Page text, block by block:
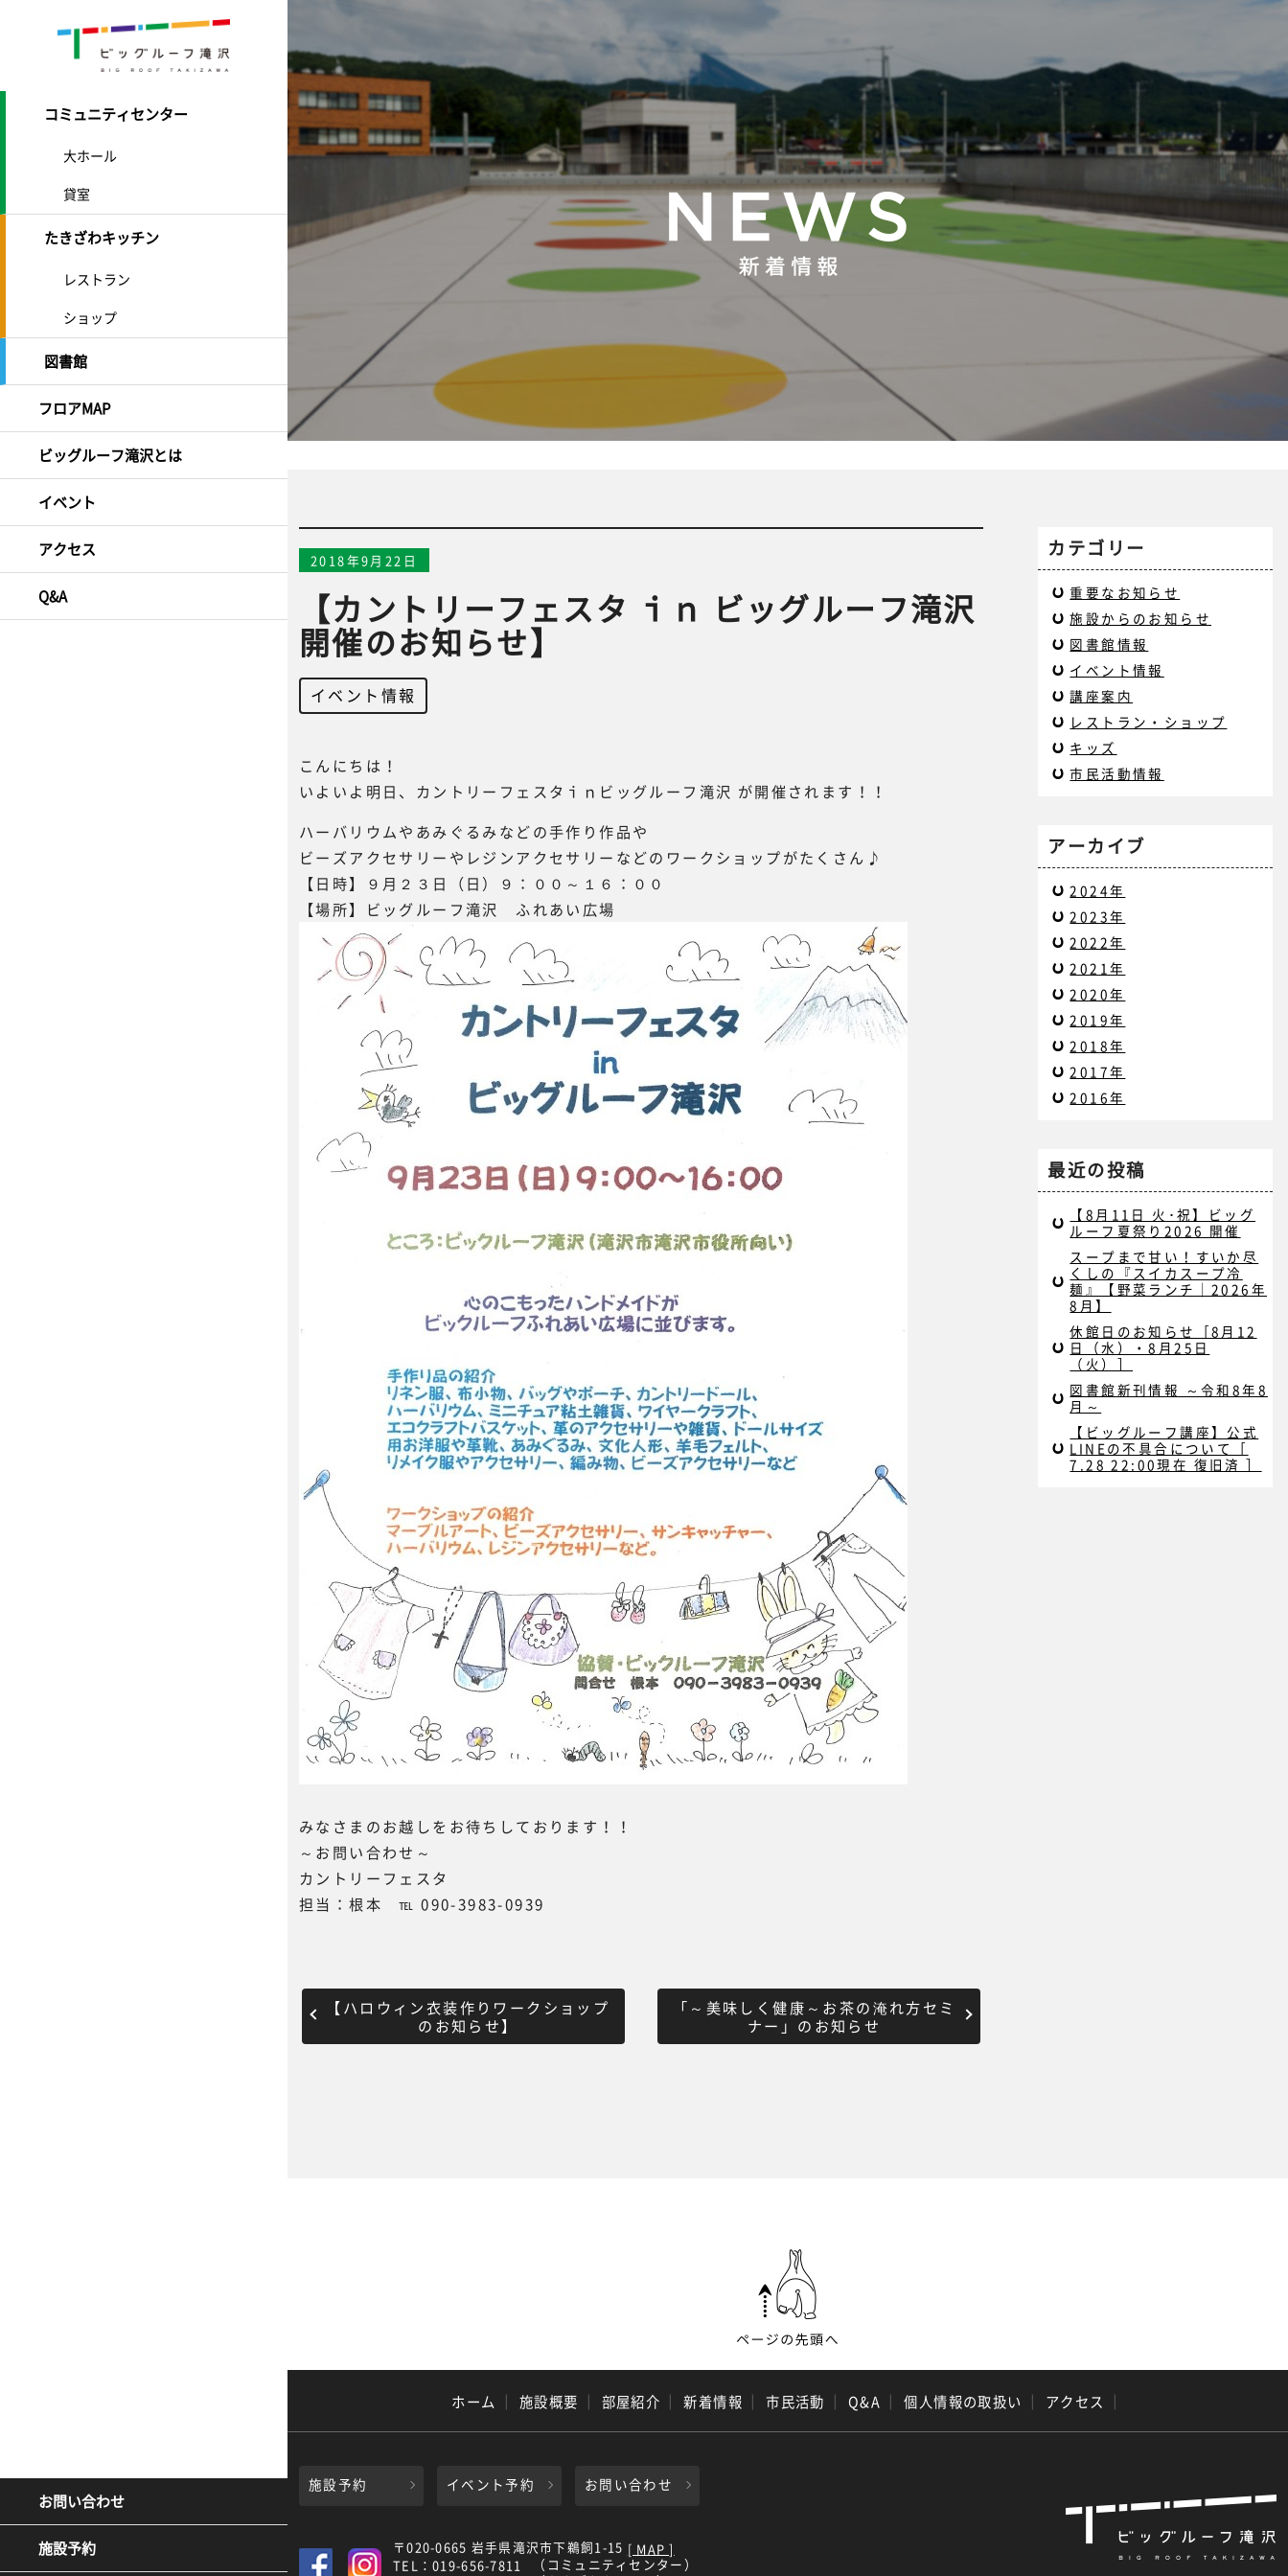
コミュニティセンター
大ホール
貸室
たきざわキッチン
レストラン
ショップ
図書館
フロアMAP
ビッグルーフ滝沢とは
イベント
アクセス
Q&A
お問い合わせ
施設予約
2018年9月22日
【カントリーフェスタ ｉｎ ビッグルーフ滝沢
開催のお知らせ】
イベント情報
こんにちは！
いよいよ明日、カントリーフェスタｉｎビッグルーフ滝沢 が開催されます！！
ハーバリウムやあみぐるみなどの手作り作品や
ビーズアクセサリーやレジンアクセサリーなどのワークショップがたくさん♪
【日時】９月２３日（日）９：００～１６：００
【場所】ビッグルーフ滝沢 ふれあい広場
みなさまのお越しをお待ちしております！！
～お問い合わせ～
カントリーフェスタ
担当：根本 ℡ 090-3983-0939
【ハロウィン衣装作りワークショップ
のお知らせ】
「～美味しく健康～お茶の淹れ方セミ
ナー」のお知らせ
カテゴリー
重要なお知らせ
施設からのお知らせ
図書館情報
イベント情報
講座案内
レストラン・ショップ
キッズ
市民活動情報
アーカイブ
2024年
2023年
2022年
2021年
2020年
2019年
2018年
2017年
2016年
最近の投稿
【8月11日 火･祝】ビッグ
ルーフ夏祭り2026 開催
スープまで甘い！すいか尽
くしの『スイカスープ冷
麺』【野菜ランチ｜2026年
8月】
休館日のお知らせ［8月12
日（水）・8月25日
（火）］
図書館新刊情報 ～令和8年8
月～
【ビッグルーフ講座】公式
LINEの不具合について［
7.28 22:00現在 復旧済 ］
ホーム ｜ 施設概要 ｜ 部屋紹介 ｜ 新着情報 ｜ 市民活動 ｜ Q&A ｜ 個人情報の取扱い ｜ アクセス ｜
施設予約 イベント予約 お問い合わせ
〒020-0665 岩手県滝沢市下鵜飼1-15 [ MAP ]
TEL：019-656-7811
（コミュニティセンター）